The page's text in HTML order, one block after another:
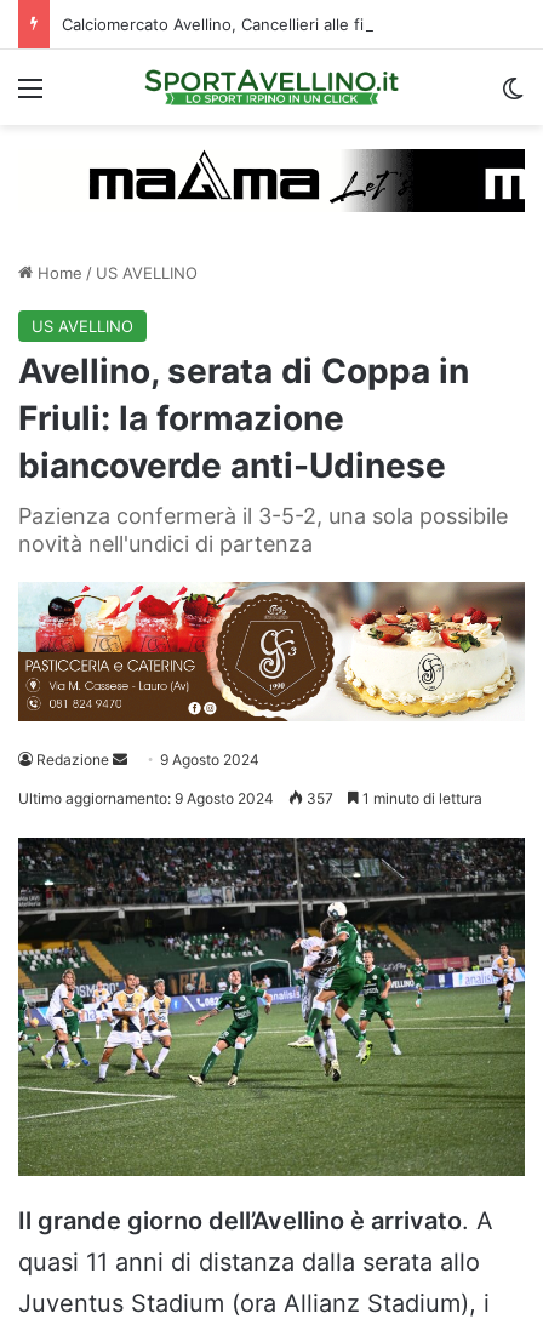
Menu
Home / US AVELLINO
US AVELLINO
Avellino, serata di Coppa in
Friuli: la formazione
biancoverde anti-Udinese
Pazienza confermerà il 3-5-2, una sola possibile
novità nell'undici di partenza
Redazione
Invia 9 Agosto 2024
Ultimo aggiornamento: 9 Agosto 2024 357 1 minuto di lettura
Il grande giorno dell’Avellino è arrivato. A
quasi 11 anni di distanza dalla serata allo
Juventus Stadium (ora Allianz Stadium), i